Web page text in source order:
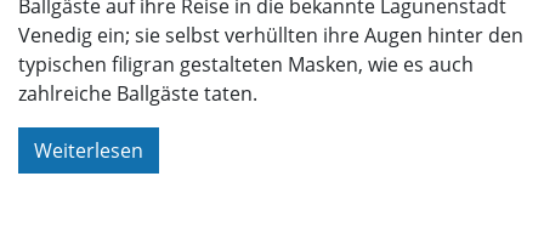
Ballgäste auf ihre Reise in die bekannte Lagunenstadt
Venedig ein; sie selbst verhüllten ihre Augen hinter den
typischen filigran gestalteten Masken, wie es auch
zahlreiche Ballgäste taten.
Weiterlesen